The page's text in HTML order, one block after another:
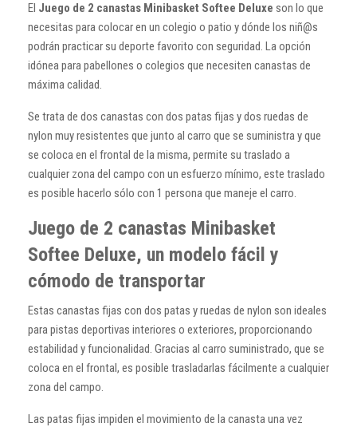
El Juego de 2 canastas Minibasket Softee Deluxe son lo que
necesitas para colocar en un colegio o patio y dónde los niñ@s
podrán practicar su deporte favorito con seguridad. La opción
idónea para pabellones o colegios que necesiten canastas de
máxima calidad.
Se trata de dos canastas con dos patas fijas y dos ruedas de
nylon muy resistentes que junto al carro que se suministra y que
se coloca en el frontal de la misma, permite su traslado a
cualquier zona del campo con un esfuerzo mínimo, este traslado
es posible hacerlo sólo con 1 persona que maneje el carro.
Juego de 2 canastas Minibasket
Softee Deluxe, un modelo fácil y
cómodo de transportar
Estas canastas fijas con dos patas y ruedas de nylon son ideales
para pistas deportivas interiores o exteriores, proporcionando
estabilidad y funcionalidad. Gracias al carro suministrado, que se
coloca en el frontal, es posible trasladarlas fácilmente a cualquier
zona del campo.
Las patas fijas impiden el movimiento de la canasta una vez